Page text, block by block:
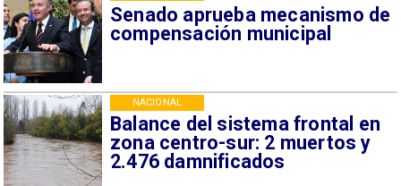
Senado aprueba mecanismo de
compensación municipal
Balance del sistema frontal en
zona centro-sur: 2 muertos y
2.476 damnificados
NACIONAL